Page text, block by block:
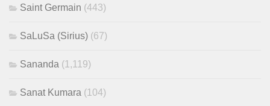
Saint Germain (443)
SaLuSa (Sirius) (67)
Sananda (1,119)
Sanat Kumara (104)